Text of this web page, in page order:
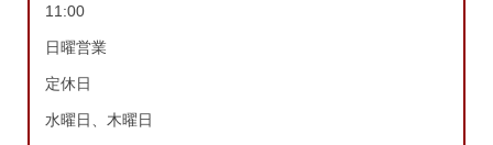
11:00
日曜営業
定休日
水曜日、木曜日